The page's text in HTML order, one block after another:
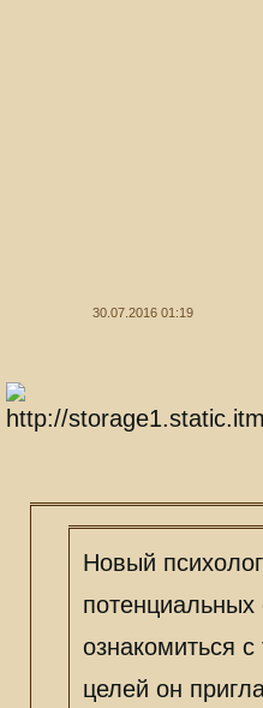
30.07.2016 01:19
Новый
ознакомиться
целей он